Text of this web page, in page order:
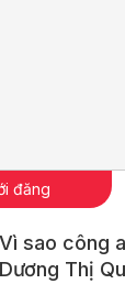
đăng
Vì sao công
Dương Thị